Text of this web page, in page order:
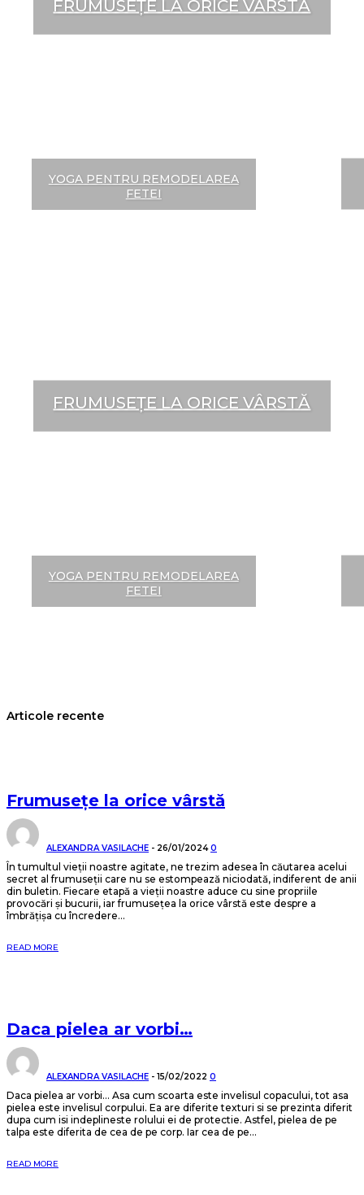
FRUMUSEȚE LA ORICE VÂRSTĂ
YOGA PENTRU REMODELAREA
FETEI
FRUMUSEȚE LA ORICE VÂRSTĂ
YOGA PENTRU REMODELAREA
FETEI
Articole recente
Frumusețe la orice vârstă
ALEXANDRA VASILACHE - 26/01/2024 0
În tumultul vieții noastre agitate, ne trezim adesea în căutarea acelui
secret al frumuseții care nu se estompează niciodată, indiferent de anii
din buletin. Fiecare etapă a vieții noastre aduce cu sine propriile
provocări și bucurii, iar frumusețea la orice vârstă este despre a
îmbrățișa cu încredere...
READ MORE
Daca pielea ar vorbi…
ALEXANDRA VASILACHE - 15/02/2022 0
Daca pielea ar vorbi... Asa cum scoarta este invelisul copacului, tot asa
pielea este invelisul corpului. Ea are diferite texturi si se prezinta diferit
dupa cum isi indeplineste rolului ei de protectie. Astfel, pielea de pe
talpa este diferita de cea de pe corp. Iar cea de pe...
READ MORE